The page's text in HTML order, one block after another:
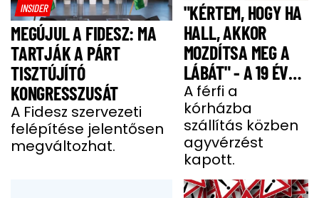
INSIDER
MEGÚJUL A FIDESZ: MA
TARTJÁK A PÁRT
TISZTÚJÍTÓ
KONGRESSZUSÁT
A Fidesz szervezeti
felépítése jelentősen
megváltozhat.
"KÉRTEM, HOGY HA
HALL, AKKOR
MOZDÍTSA MEG A
LÁBÁT" - A 19 ÉVES
BENCE HÓNAPOKIG
KÓMÁBAN FEKÜDT
A BALESETE UTÁN
A férfi a
kórházba
szállítás közben
agyvérzést
kapott.